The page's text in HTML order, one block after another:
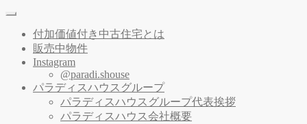
付加価値付き中古住宅とは
販売中物件
Instagram
@paradi.shouse
パラディスハウスグループ
パラディスハウスグループ代表挨拶
パラディスハウス会社概要